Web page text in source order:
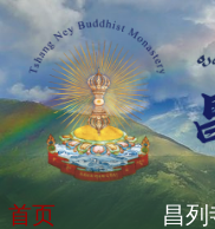
首页 昌列